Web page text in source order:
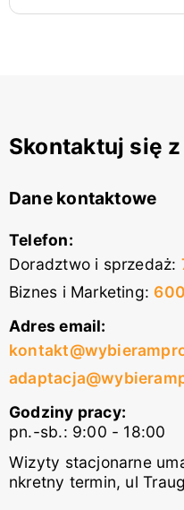
Skontaktuj się
Dane kontaktowe
Telefon:
Doradztwo i sprzedaż:
Biznes i Marketing:
Adres email:
Godziny pracy:
pn.-sb.: 9:00 - 18:00
Wizyty stacjonarne
nkretny termin, ul